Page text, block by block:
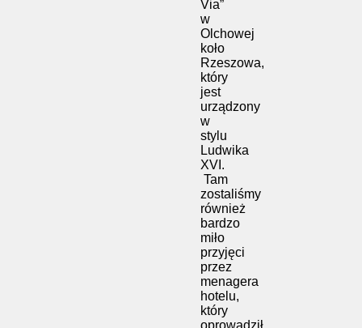
Via”
w
Olchowej
koło
Rzeszowa,
który
jest
urządzony
w
stylu
Ludwika
XVI.
Tam
zostaliśmy
również
bardzo
miło
przyjęci
przez
menagera
hotelu,
który
oprowadził